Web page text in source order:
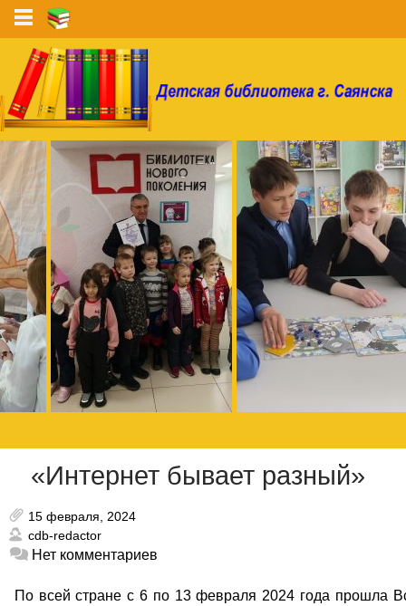
«Интернет бывает разный»
15 февраля, 2024
cdb-redactor
Нет комментариев
По всей стране с 6 по 13 февраля 2024 года прошла